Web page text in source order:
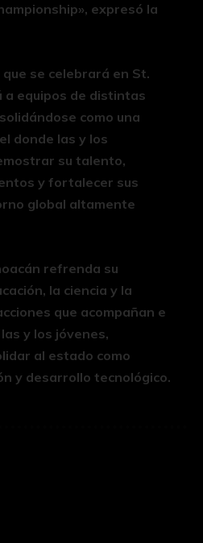
expresó la
se celebrará en St.
a equipos de distintas
como una
donde las y los
su talento,
y fortalecer sus
global altamente
refrenda su
la ciencia y la
que acompañan e
y los jóvenes,
al estado como
y desarrollo tecnológico.